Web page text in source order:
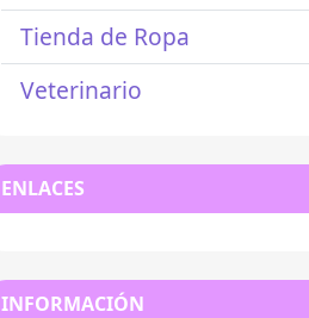
Tienda de Ropa
Veterinario
ENLACES
INFORMACIÓN